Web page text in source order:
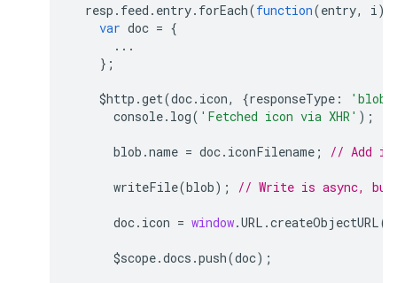
resp . feed . entry. forEach(function(entry, i )
var doc = {
...
};
$http .get(doc. icon, {responseType : 'blob'
console. log( 'Fetched icon via XHR' );
blob .name = doc. iconFilename ; // Add
writeFile(blob); // Write is async,
doc. icon = window.URL .createObjectURL(
$scope.docs .push(doc);